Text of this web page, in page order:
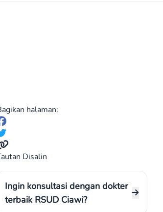
halaman:
Disalin
Ingin konsultasi dengan dokter
terbaik RSUD Ciawi?